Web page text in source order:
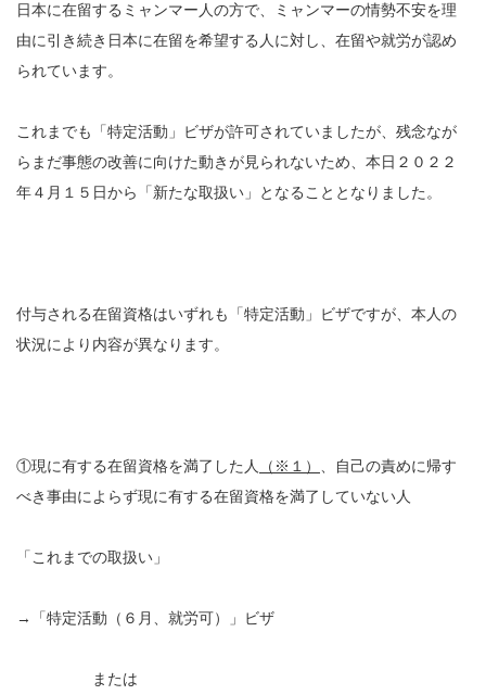
日本に在留するミャンマー人の方で、ミャンマーの情勢不安を理
由に引き続き日本に在留を希望する人に対し、在留や就労が認め
られています。
これまでも「特定活動」ビザが許可されていましたが、残念なが
らまだ事態の改善に向けた動きが見られないため、本日２０２２
年４月１５日から「新たな取扱い」となることとなりました。
付与される在留資格はいずれも「特定活動」ビザですが、本人の
状況により内容が異なります。
①現に有する在留資格を満了した人 （※１）
、自己の責めに帰す
べき事由によらず現に有する在留資格を満了していない人
「これまでの取扱い」
→「特定活動（６月、就労可）」ビザ
または